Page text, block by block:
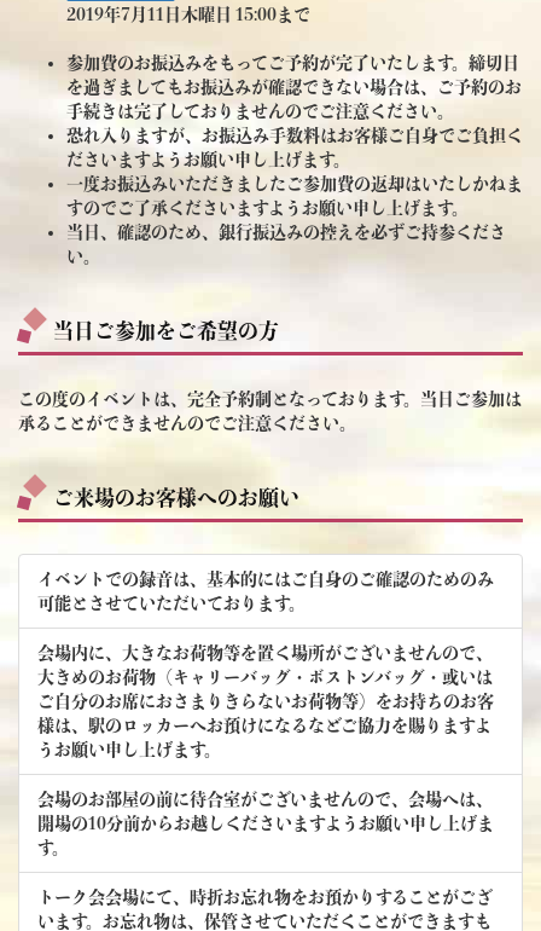
2019年7月11日木曜日 15:00まで
参加費のお振込みをもってご予約が完了いたします。締切日
を過ぎましてもお振込みが確認できない場合は、ご予約のお
手続きは完了しておりませんのでご注意ください。
恐れ入りますが、お振込み手数料はお客様ご自身でご負担く
ださいますようお願い申し上げます。
一度お振込みいただきましたご参加費の返却はいたしかねま
すのでご了承くださいますようお願い申し上げます。
当日、確認のため、銀行振込みの控えを必ずご持参くださ
い。
当日ご参加をご希望の方
この度のイベントは、完全予約制となっております。当日ご参加は
承ることができませんのでご注意ください。
ご来場のお客様へのお願い
イベントでの録音は、基本的にはご自身のご確認のためのみ
可能とさせていただいております。
会場内に、大きなお荷物等を置く場所がございませんので、
大きめのお荷物（キャリーバッグ・ボストンバッグ・或いは
ご自分のお席におさまりきらないお荷物等）をお持ちのお客
様は、駅のロッカーへお預けになるなどご協力を賜りますよ
うお願い申し上げます。
会場のお部屋の前に待合室がございませんので、会場へは、
開場の10分前からお越しくださいますようお願い申し上げま
す。
トーク会会場にて、時折お忘れ物をお預かりすることがござ
います。お忘れ物は、保管させていただくことができますも